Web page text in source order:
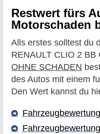
Restwert fürs
Motorschaden
Alls erstes solltest du
RENAULT CLIO 2
OHNE SCHADEN
des Autos mit einem
Den Wert kannst du